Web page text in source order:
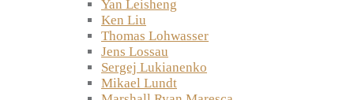
Yan Leisheng
Ken Liu
Thomas Lohwasser
Jens Lossau
Sergej Lukianenko
Mikael Lundt